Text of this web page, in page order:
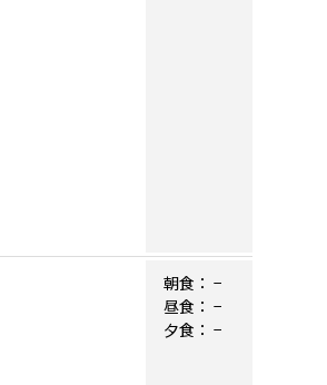
朝食： −
昼食： −
夕食： −